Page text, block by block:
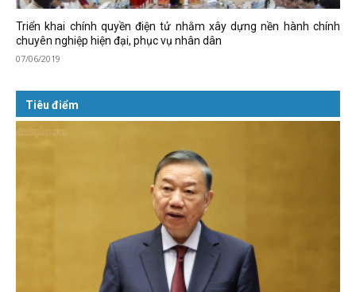
Triển khai chính quyền điện tử nhằm xây dựng nền hành chính
chuyên nghiệp hiện đại, phục vụ nhân dân
07/06/2019
Tiêu điểm